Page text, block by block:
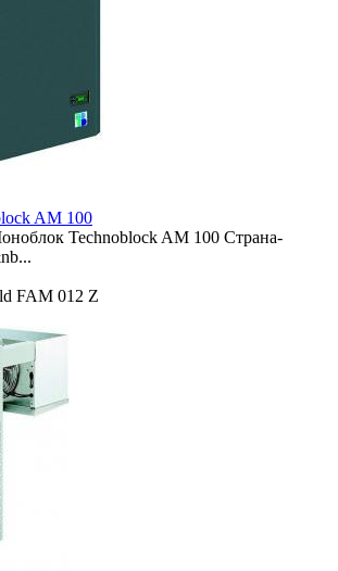
AM 100
Technoblock AM 100 Страна-
FAM 012 Z